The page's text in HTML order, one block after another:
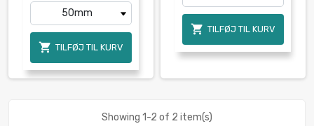
 TILFØJ TIL KURV
 TILFØJ TIL KURV
Showing 1-2 of 2 item(s)